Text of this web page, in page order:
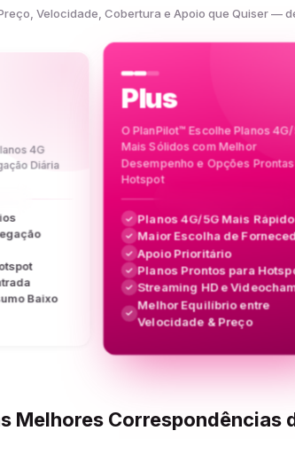
Velocidade, Cobertura e Apoio que Quiser —
4G
Diária
Baixo
Plus
O PlanPilot™ Escolhe Planos
Mais Sólidos com Melhor
Desempenho e Opções
Hotspot
✓ Planos 4G/5G Mais
✓ Maior Escolha de
✓ Apoio Prioritário
✓ Planos Prontos para
✓ Streaming HD e
✓
Melhor Equilíbrio entre
Velocidade & Preço
Melhores Correspondências